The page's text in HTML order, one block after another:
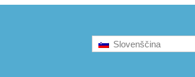
Slovenščina